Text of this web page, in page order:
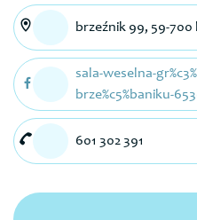
brzeźnik 99, 59-700
sala-weselna-
brze%c5%baniku-
601 302 391